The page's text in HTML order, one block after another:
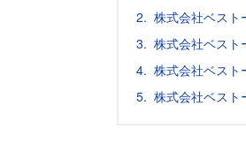
株式会社ベスト
株式会社ベスト
株式会社ベスト
株式会社ベスト